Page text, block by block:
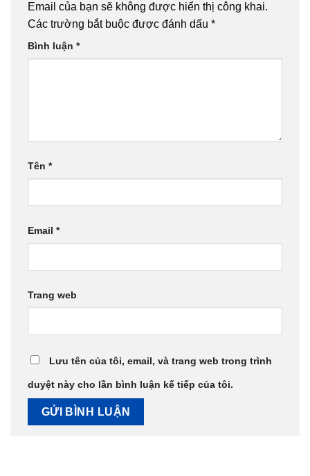
Email của bạn sẽ không được hiển thị công khai.
Các trường bắt buộc được đánh dấu *
Bình luận *
Tên *
Email *
Trang web
Lưu tên của tôi, email, và trang web trong trình
duyệt này cho lần bình luận kế tiếp của tôi.